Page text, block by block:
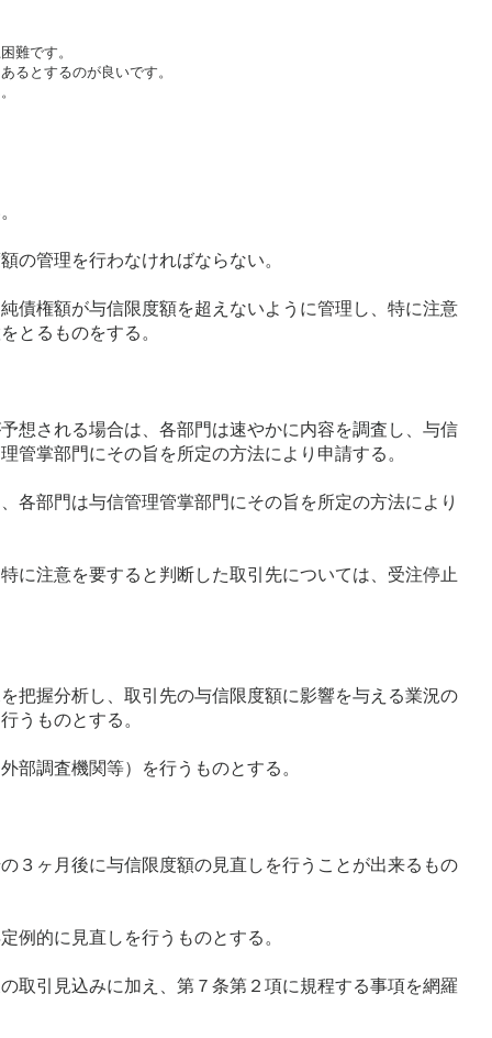
難です。
るとするのが良いです。
の管理を行わなければならない。
債権額が与信限度額を超えないように管理し、特に注意
とるものをする。
想される場合は、各部門は速やかに内容を調査し、与信
掌部門にその旨を所定の方法により申請する。
各部門は与信管理管掌部門にその旨を所定の方法により
に注意を要すると判断した取引先については、受注停止
把握分析し、取引先の与信限度額に影響を与える業況の
うものとする。
部調査機関等）を行うものとする。
３ヶ月後に与信限度額の見直しを行うことが出来るもの
例的に見直しを行うものとする。
取引見込みに加え、第７条第２項に規程する事項を網羅